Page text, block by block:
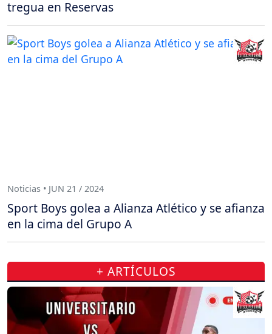
tregua en Reservas
Noticias • JUN 21 / 2024
Sport Boys golea a Alianza Atlético y se afianza
en la cima del Grupo A
+ ARTÍCULOS